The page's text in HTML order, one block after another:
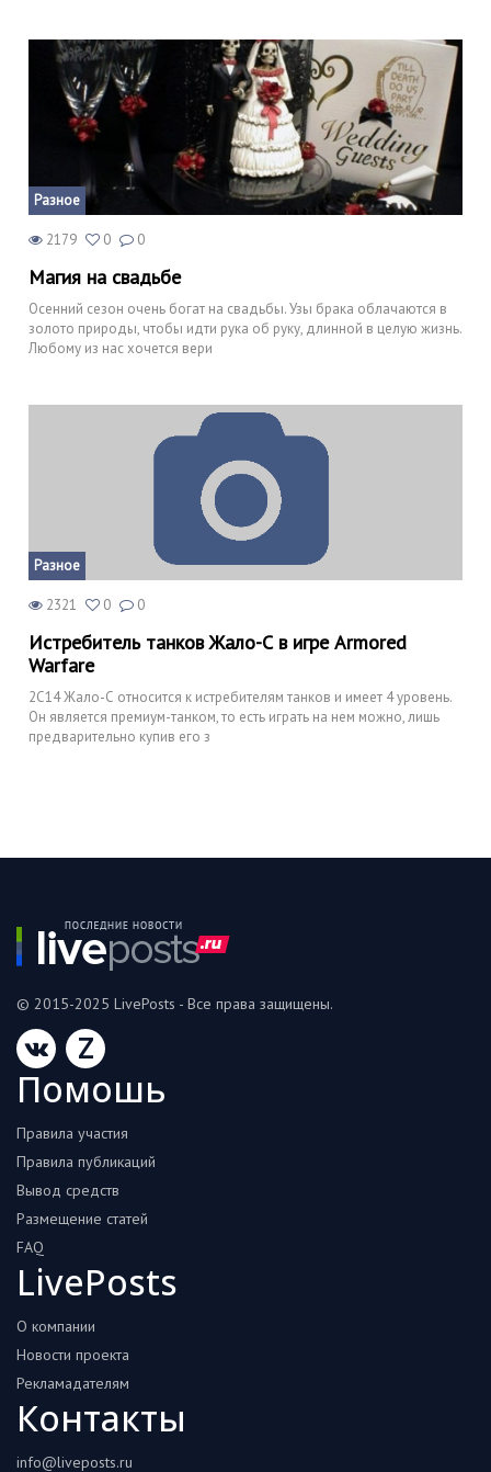
Разное
2179 0 0
Магия на свадьбе
Осенний сезон очень богат на свадьбы. Узы брака облачаются в
золото природы, чтобы идти рука об руку, длинной в целую жизнь.
Любому из нас хочется вери
Разное
2321 0 0
Истребитель танков Жало-С в игре Armored
Warfare
2C14 Жало-С относится к истребителям танков и имеет 4 уровень.
Он является премиум-танком, то есть играть на нем можно, лишь
предварительно купив его з
© 2015-2025 LivePosts - Все права защищены.
Z
Помошь
Правила участия
Правила публикаций
Вывод средств
Размещение статей
FAQ
LivePosts
О компании
Новости проекта
Рекламадателям
Контакты
info@liveposts.ru